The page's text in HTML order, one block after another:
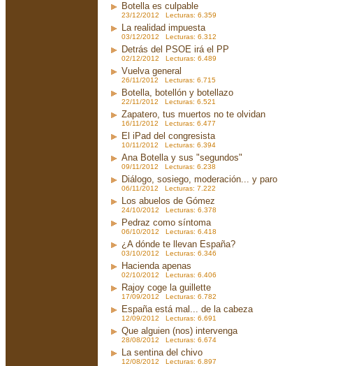
Botella es culpable
23/12/2012 Lecturas: 6.359
La realidad impuesta
03/12/2012 Lecturas: 6.312
Detrás del PSOE irá el PP
02/12/2012 Lecturas: 6.489
Vuelva general
26/11/2012 Lecturas: 6.715
Botella, botellón y botellazo
22/11/2012 Lecturas: 6.521
Zapatero, tus muertos no te olvidan
16/11/2012 Lecturas: 6.477
El iPad del congresista
10/11/2012 Lecturas: 6.394
Ana Botella y sus "segundos"
09/11/2012 Lecturas: 6.238
Diálogo, sosiego, moderación... y paro
06/11/2012 Lecturas: 7.222
Los abuelos de Gómez
24/10/2012 Lecturas: 6.378
Pedraz como síntoma
06/10/2012 Lecturas: 6.418
¿A dónde te llevan España?
03/10/2012 Lecturas: 6.346
Hacienda apenas
02/10/2012 Lecturas: 6.406
Rajoy coge la guillette
17/09/2012 Lecturas: 6.782
España está mal... de la cabeza
12/09/2012 Lecturas: 6.691
Que alguien (nos) intervenga
28/08/2012 Lecturas: 6.674
La sentina del chivo
12/08/2012 Lecturas: 6.897